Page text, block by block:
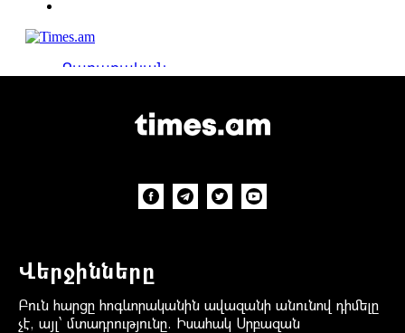
Վերջինները
Բուն հարցը հոգևորականին ավազանի անունով դիմելը
չէ, այլ՝ մտադրությունը. Իսահակ Սրբազան